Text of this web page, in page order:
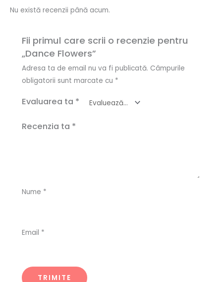
Nu există recenzii până acum.
Fii primul care scrii o recenzie pentru
„Dance Flowers”
Adresa ta de email nu va fi publicată. Câmpurile
obligatorii sunt marcate cu *
Evaluarea ta *
Recenzia ta *
Nume *
Email *